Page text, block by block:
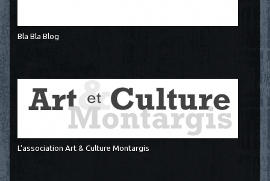
Bla Bla Blog
L'association Art & Culture Montargis